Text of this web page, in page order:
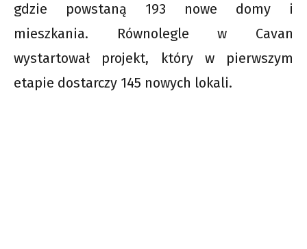
gdzie powstaną 193 nowe domy i
mieszkania. Równolegle w Cavan
wystartował projekt, który w pierwszym
etapie dostarczy 145 nowych lokali.